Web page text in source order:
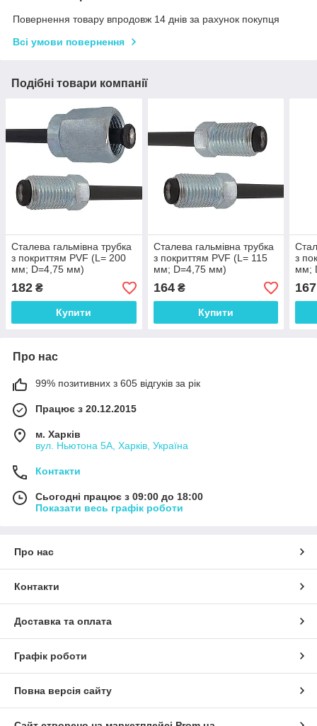
Повернення товару впродовж 14 днів за рахунок покупця
Всі умови повернення
Подібні товари компанії
Сталева гальмівна трубка
з покриттям PVF (L= 200
мм; D=4,75 мм)
універсальна з
наконечниками 107/116 -
WP574PVF
182 ₴
Купити
Сталева гальмівна трубка
з покриттям PVF (L= 115
мм; D=4,75 мм)
універсальна з
наконечниками 116/116 -
WP951PVF
164₴
Купити
з
мм;
167
Про нас
99% позитивних з 605 відгуків за рік
Працює з 20.12.2015
м. Харків
вул. Ньютона 5А, Харків, Україна
Контакти
Сьогодні працює з 09:00 до 18:00
Показати весь графік роботи
Про нас
Контакти
Доставка та оплата
Графік роботи
Повна версія сайту